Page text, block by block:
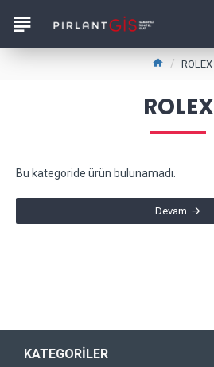
ROLEX
ROLEX
Bu kategoride ürün bulunamadı.
Devam
KATEGORILER